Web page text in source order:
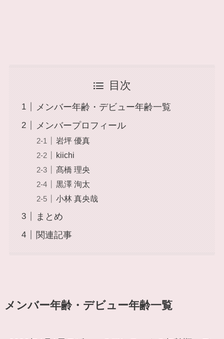
目次
メンバー年齢・デビュー年齢一覧
メンバープロフィール
岩坪 優真
kiichi
髙橋 理央
黒澤 洵太
小林 真央哉
まとめ
関連記事
メンバー年齢・デビュー年齢一覧